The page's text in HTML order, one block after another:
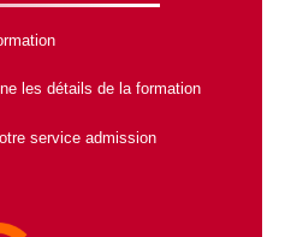
les détails de la formation
service admission